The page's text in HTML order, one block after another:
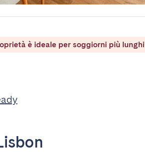
è ideale per soggiorni più lunghi